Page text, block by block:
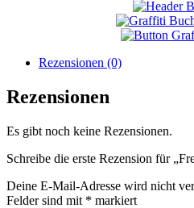
Rezensionen (0)
Rezensionen
Es gibt noch keine Rezensionen.
Schreibe die erste Rezension für
Deine E-Mail-Adresse wird nicht
Felder sind mit * markiert